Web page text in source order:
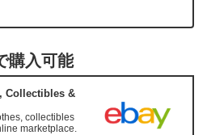
購入可能
Collectibles &
collectibles
marketplace.